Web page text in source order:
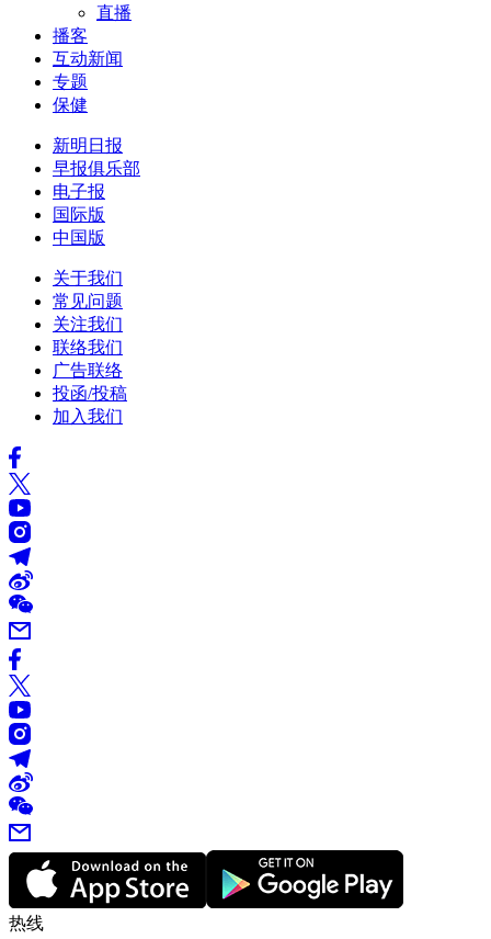
直播
播客
互动新闻
专题
保健
新明日报
早报俱乐部
电子报
国际版
中国版
关于我们
常见问题
关注我们
联络我们
广告联络
投函/投稿
加入我们
热线